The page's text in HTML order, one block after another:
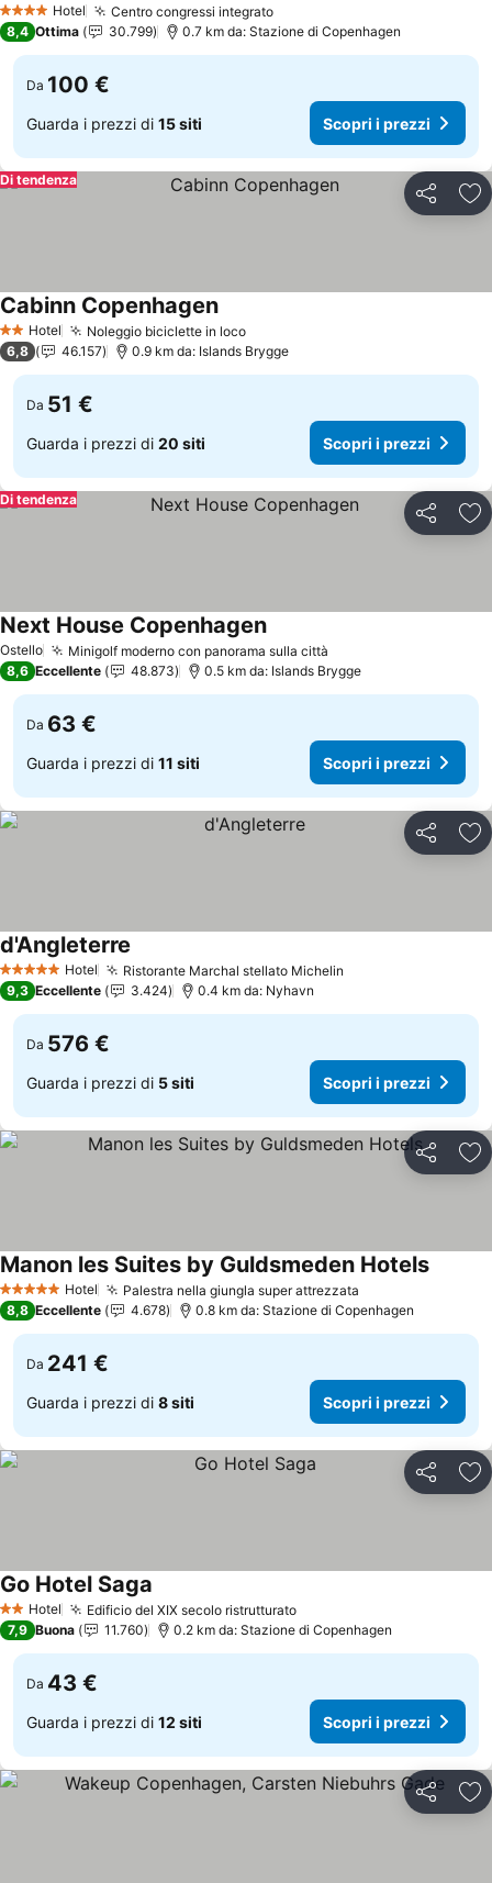
4 Stelle Hotel Centro congressi integrato
8,4 Ottima 30.799 0.7 km da: Stazione di Copenhagen
Da 100 €
Guarda i prezzi di 15 siti Scopri i prezzi
Condividi
Di tendenza
2 StelleHotel Noleggio biciclette in loco
Cabinn Copenhagen
6,8 46.157 0.9 km da: Islands Brygge
Da 51 €
Guarda i prezzi di 20 siti Scopri i prezzi
Condividi
Di tendenza
Ostello Minigolf moderno con panorama sulla città
Next House Copenhagen
8,6 Eccellente 48.873 0.5 km da: Islands Brygge
Da 63 €
Guarda i prezzi di 11 siti Scopri i prezzi
Condividi
5 Stelle Hotel Ristorante Marchal stellato Michelin
d'Angleterre
9,3 Eccellente 3.424 0.4 km da: Nyhavn
Da 576 €
Guarda i prezzi di 5 siti Scopri i prezzi
Condividi
5 Stelle Hotel Palestra nella giungla super attrezzata
Manon les Suites by Guldsmeden Hotels
8,8 Eccellente 4.678 0.8 km da: Stazione di Copenhagen
Da 241 €
Guarda i prezzi di 8 siti Scopri i prezzi
Condividi
2 StelleHotel Edificio del XIX secolo ristrutturato
Go Hotel Saga
7,9 Buona 11.760 0.2 km da: Stazione di Copenhagen
Da 43 €
Guarda i prezzi di 12 siti Scopri i prezzi
Condividi